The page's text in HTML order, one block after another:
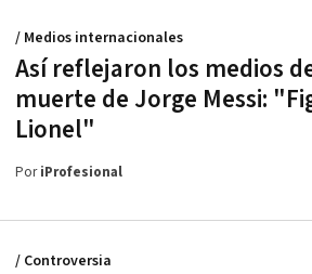
Así reflejaron los medios
muerte de Jorge Messi:
Lionel"
/ Medios internacionales
PoriProfesional
/ Controversia